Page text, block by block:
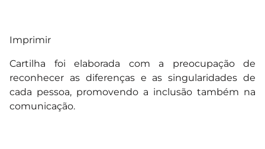
Imprimir
Cartilha foi elaborada com a preocupação de
reconhecer as diferenças e as singularidades de
cada pessoa, promovendo a inclusão também na
comunicação.